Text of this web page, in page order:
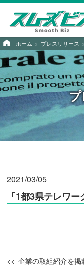
ホーム プレスリリース
2021/03/05
「1都3県テレワ
企業の取組紹介を掲